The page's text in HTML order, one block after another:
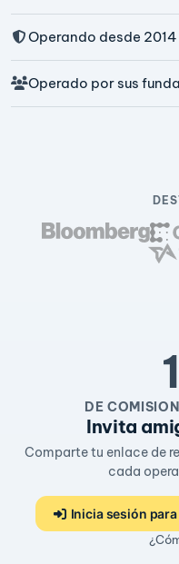
Operando desde 2014
Operado por sus
DE
Invita
Comparte tu enlace de
cada
Inicia sesión